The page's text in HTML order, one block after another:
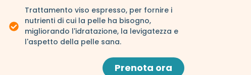
Trattamento viso espresso, per fornire i
nutrienti di cui la pelle ha bisogno,
migliorando l'idratazione, la levigatezza e
l'aspetto della pelle sana.
Prenota ora